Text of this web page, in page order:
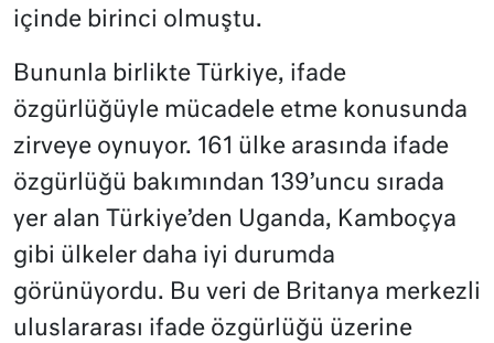
içinde birinci olmuştu.
Bununla birlikte Türkiye, ifade
özgürlüğüyle mücadele etme konusunda
zirveye oynuyor. 161 ülke arasında ifade
özgürlüğü bakımından 139’uncu sırada
yer alan Türkiye’den Uganda, Kamboçya
gibi ülkeler daha iyi durumda
görünüyordu. Bu veri de Britanya merkezli
uluslararası ifade özgürlüğü üzerine